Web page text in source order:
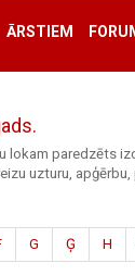
ĀRSTIEM
paredzēts
uzturu,
G Ģ H